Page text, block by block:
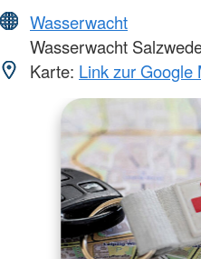
Wasserwacht
Wasserwacht
Karte: Link zur Google